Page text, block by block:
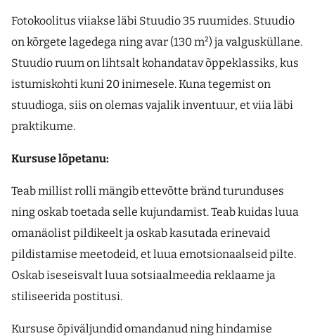
Fotokoolitus viiakse läbi Stuudio 35 ruumides. Stuudio
on kõrgete lagedega ning avar (130 m²) ja valgusküllane.
Stuudio ruum on lihtsalt kohandatav õppeklassiks, kus
istumiskohti kuni 20 inimesele. Kuna tegemist on
stuudioga, siis on olemas vajalik inventuur, et viia läbi
praktikume.
Kursuse lõpetanu:
Teab millist rolli mängib ettevõtte bränd turunduses
ning oskab toetada selle kujundamist. Teab kuidas luua
omanäolist pildikeelt ja oskab kasutada erinevaid
pildistamise meetodeid, et luua emotsionaalseid pilte.
Oskab iseseisvalt luua sotsiaalmeedia reklaame ja
stiliseerida postitusi.
Kursuse õpiväljundid omandanud ning hindamise